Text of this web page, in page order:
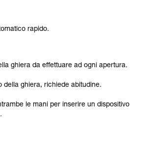
rapido.
ghiera da effettuare ad ogni apertura.
della ghiera, richiede abitudine.
le mani per inserire un dispositivo